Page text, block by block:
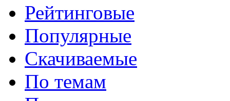
Рейтинговые
Популярные
Скачиваемые
По темам